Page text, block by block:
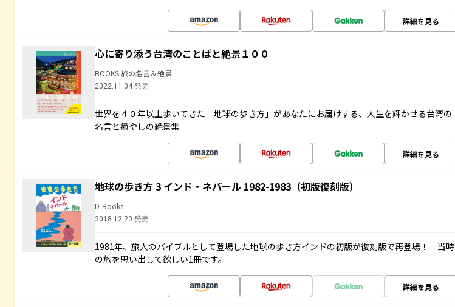
詳細を見る
心に寄り添う台湾のことばと絶景１００
BOOKS 旅の名言＆絶景
2022.11.04 発売
世界を４０年以上歩いてきた「地球の歩き方」があなたにお届けする、人生を輝かせる台湾の
名言と癒やしの絶景集
詳細を見る
地球の歩き方 3 インド・ネパール 1982-1983（初版復刻版）
D-Books
2018.12.20 発売
1981年、旅人のバイブルとして登場した地球の歩き方インドの初版が復刻版で再登場！ 当時
の旅を思い出して欲しい1冊です。
詳細を見る